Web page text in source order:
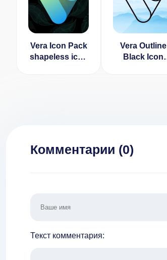
Vera Icon Pack
shapeless icon
Vera Outline
Black Icon
Комментарии (0)
Текст комментария: